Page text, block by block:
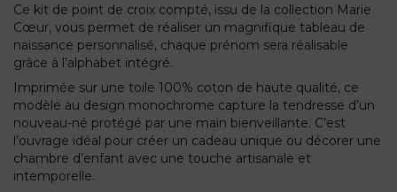
Ce kit de point de croix compté, issu de la collection Marie
Cœur, vous permet de réaliser un magnifique tableau de
naissance personnalisé, chaque prénom sera réalisable
grâce à l’alphabet intégré.
Imprimée sur une toile 100% coton de haute qualité, ce
modèle au design monochrome capture la tendresse d’un
nouveau-né protégé par une main bienveillante. C’est
l’ouvrage idéal pour créer un cadeau unique ou décorer une
chambre d’enfant avec une touche artisanale et
intemporelle.